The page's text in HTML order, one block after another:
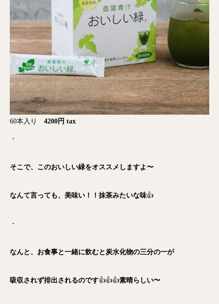
60本入り 4200円 tax
・
そこで、このおいしい緑をオススメしますよ〜
なんて言っても、美味い！！抹茶みたいな味👍
・
なんと、お食事と一緒に飲むと炭水化物の三分の一が
吸収されず排出されるのです👍👍👍素晴らしい〜